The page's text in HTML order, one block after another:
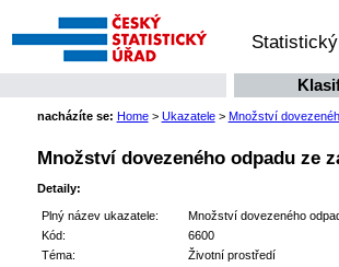
nacházíte se: Home> Ukazatele > Množství
Množství dovezeného odpadu ze
Detaily:
Plný název ukazatele:
Množství dovezeného
Kód:
6600
Téma:
Životní prostředí